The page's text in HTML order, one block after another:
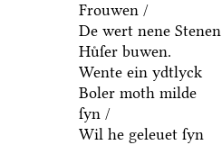
Frouwen /
De wert nene Stenen
Huͤſer buwen.
Wente ein ydtlyck
Boler moth milde
ſyn /
Wil he geleuet ſyn